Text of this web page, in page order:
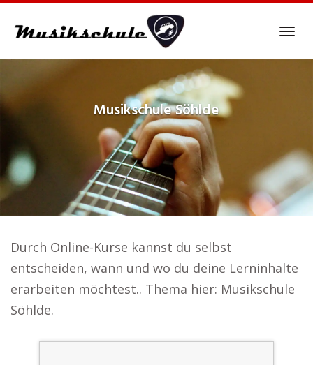
MusikschuleSöhlde
Durch Online-Kurse kannst du selbst
entscheiden, wann und wo du deine Lerninhalte
erarbeiten möchtest.. Thema hier: Musikschule
Söhlde.